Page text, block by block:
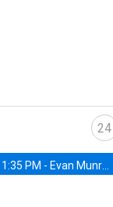
24
1:35 PM - Evan Munro, Neyman Visiting Assistant Professor in the Department of Statistics at UC Berkeley